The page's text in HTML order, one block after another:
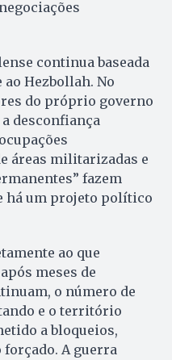
continua baseada
ao Hezbollah. No
do próprio governo
desconfiança
áreas militarizadas e
fazem
há um projeto político
ao que
meses de
o número de
e o território
a bloqueios,
A guerra